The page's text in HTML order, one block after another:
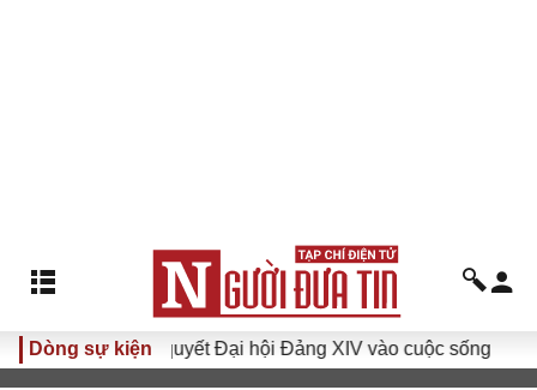
Dòng sự kiện
Đưa Nghị quyết Đại hội Đảng XIV vào cuộc sống